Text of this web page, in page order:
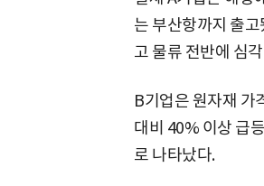
는 부산항까지 출
고 물류 전반에 심
B기업은 원자재 가
대비 40% 이상 급
로 나타났다.